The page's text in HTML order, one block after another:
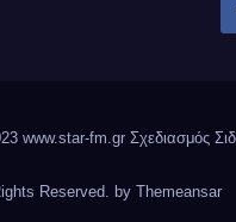
www.star-fm.gr Σχεδιασμός
Reserved. by Themeansar